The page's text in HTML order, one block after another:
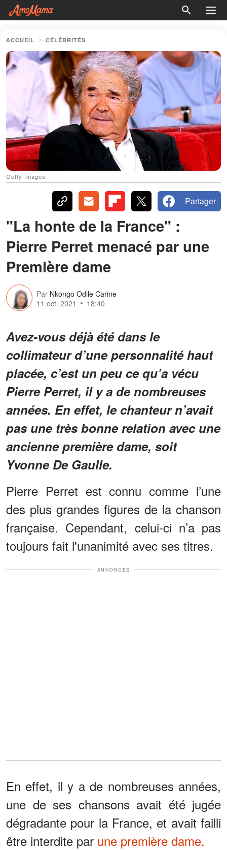
ACCUEIL CÉLÉBRITÉS
Getty Images
Partager
"La honte de la France" :
Pierre Perret menacé par une
Première dame
Par Nkongo Odile Carine
11 oct. 2021
18:40
Avez-vous déjà été dans le
collimateur d’une personnalité haut
placée, c’est un peu ce qu’a vécu
Pierre Perret, il y a de nombreuses
années. En effet, le chanteur n’avait
pas une très bonne relation avec une
ancienne première dame, soit
Yvonne De Gaulle.
Pierre Perret est connu comme l’une
des plus grandes figures de la chanson
française. Cependant, celui-ci n’a pas
toujours fait l'unanimité avec ses titres.
ANNONCES
En effet, il y a de nombreuses années,
une de ses chansons avait été jugée
dégradante pour la France, et avait failli
être interdite par une première dame.